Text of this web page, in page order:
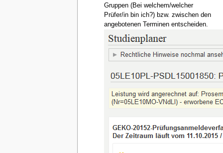
Gruppen (Bei welchem/welcher
Prüfer/in bin ich?) bzw. zwischen den
angebotenen Terminen entscheiden.